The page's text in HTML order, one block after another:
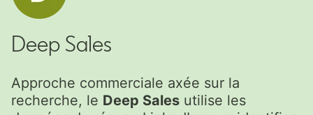
Deep Sales
Approche commerciale axée sur la
recherche, le Deep Sales utilise les